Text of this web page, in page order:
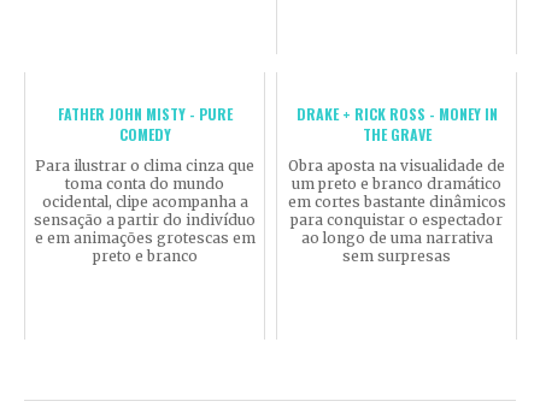
FATHER JOHN MISTY - PURE
COMEDY
Para ilustrar o clima cinza que
toma conta do mundo
ocidental, clipe acompanha a
sensação a partir do indivíduo
e em animações grotescas em
preto e branco
DRAKE + RICK ROSS - MONEY IN
THE GRAVE
Obra aposta na visualidade de
um preto e branco dramático
em cortes bastante dinâmicos
para conquistar o espectador
ao longo de uma narrativa
sem surpresas